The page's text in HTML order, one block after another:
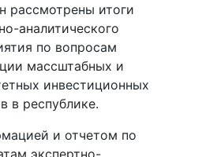
рассмотрены итоги
аналитического
по вопросам
массштабных и
инвестиционных
в республике.
и отчетом по
экспертно-